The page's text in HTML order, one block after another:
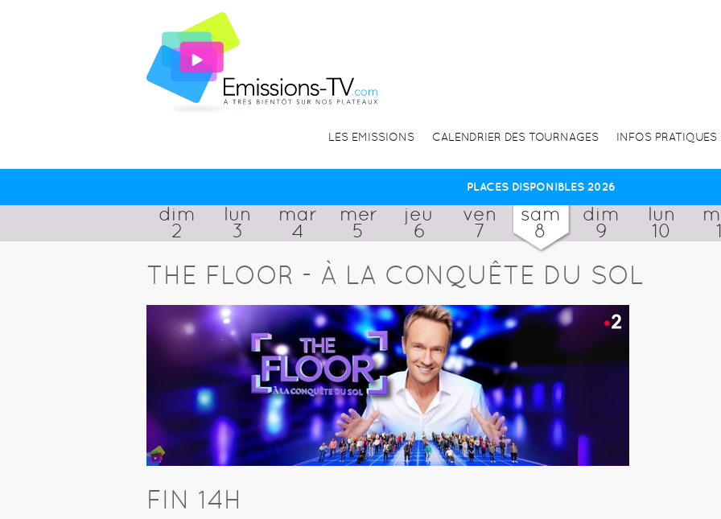
LES EMISSIONS CALENDRIER DES TOURNAGES INFOS PRATIQUES
PLACES DISPONIBLES 2026
dim
2
lun
3
mar
4
mer
5
jeu
6
ven
7
sam
8
dim
9
lun
10
THE FLOOR - À LA CONQUÊTE DU SOL
FIN 14H